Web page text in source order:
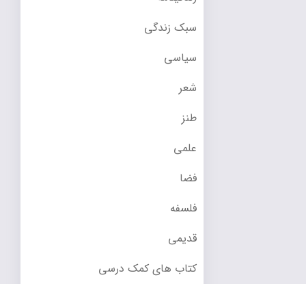
سبک زندگی
سیاسی
شعر
طنز
علمی
فضا
فلسفه
قدیمی
کتاب های کمک درسی